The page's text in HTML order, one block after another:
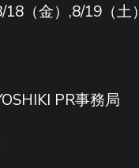
（金）,8/19（土
PR事務局